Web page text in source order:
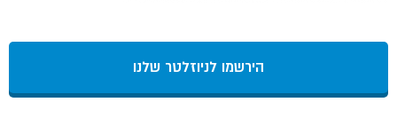
הירשמו לניוזלטר שלנו